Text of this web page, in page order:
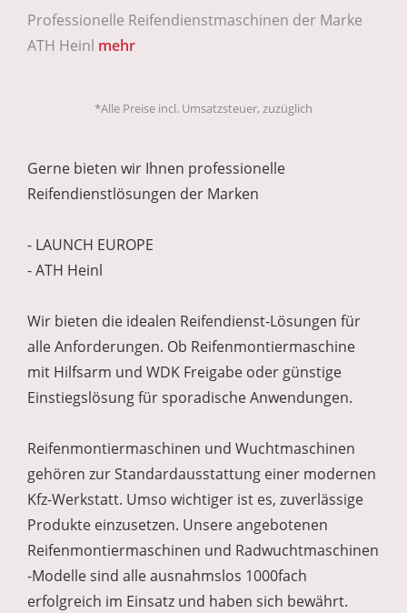
Professionelle Reifendienstmaschinen der Marke
ATH Heinl mehr
*Alle Preise incl. Umsatzsteuer, zuzüglich
Gerne bieten wir Ihnen professionelle
Reifendienstlösungen der Marken
- LAUNCH EUROPE
- ATH Heinl
Wir bieten die idealen Reifendienst-Lösungen für
alle Anforderungen. Ob Reifenmontiermaschine
mit Hilfsarm und WDK Freigabe oder günstige
Einstiegslösung für sporadische Anwendungen.
Reifenmontiermaschinen und Wuchtmaschinen
gehören zur Standardausstattung einer modernen
Kfz-Werkstatt. Umso wichtiger ist es, zuverlässige
Produkte einzusetzen. Unsere angebotenen
Reifenmontiermaschinen und Radwuchtmaschinen
-Modelle sind alle ausnahmslos 1000fach
erfolgreich im Einsatz und haben sich bewährt.